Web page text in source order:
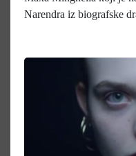
Narendra iz biografske